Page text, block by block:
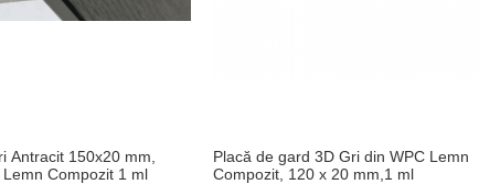
Antracit 150x20 mm,
Compozit 1 ml
Placă de gard 3D Gri din WPC Lemn
Compozit, 120 x 20 mm,1 ml